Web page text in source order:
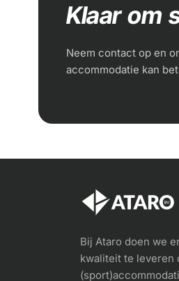
Klaar om
Neem contact op en
accommodatie kan
Bij Ataro doen we
kwaliteit te leveren